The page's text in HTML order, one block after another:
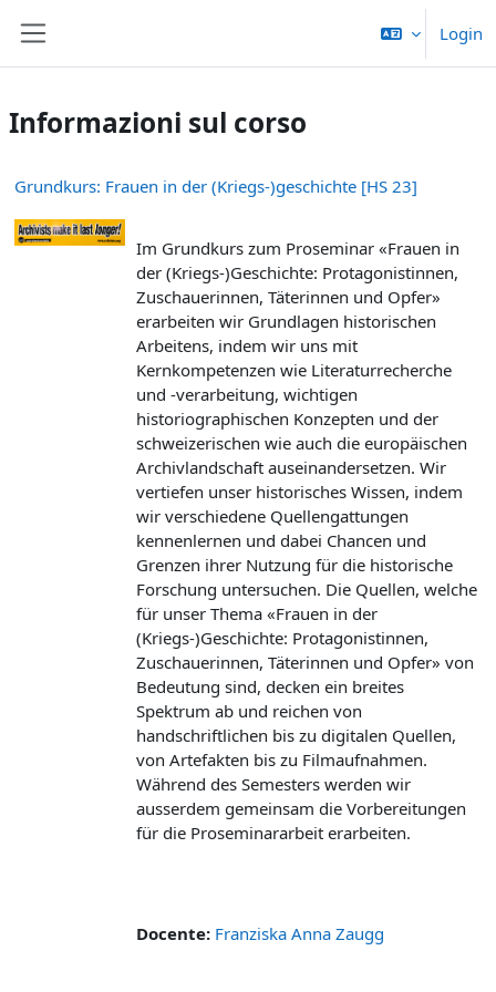
Login
Informazioni sul corso
Grundkurs: Frauen in der (Kriegs-)geschichte [HS 23]
Im Grundkurs zum Proseminar «Frauen in
der (Kriegs-)Geschichte: Protagonistinnen,
Zuschauerinnen, Täterinnen und Opfer»
erarbeiten wir Grundlagen historischen
Arbeitens, indem wir uns mit
Kernkompetenzen wie Literaturrecherche
und -verarbeitung, wichtigen
historiographischen Konzepten und der
schweizerischen wie auch die europäischen
Archivlandschaft auseinandersetzen. Wir
vertiefen unser historisches Wissen, indem
wir verschiedene Quellengattungen
kennenlernen und dabei Chancen und
Grenzen ihrer Nutzung für die historische
Forschung untersuchen. Die Quellen, welche
für unser Thema «Frauen in der
(Kriegs-)Geschichte: Protagonistinnen,
Zuschauerinnen, Täterinnen und Opfer» von
Bedeutung sind, decken ein breites
Spektrum ab und reichen von
handschriftlichen bis zu digitalen Quellen,
von Artefakten bis zu Filmaufnahmen.
Während des Semesters werden wir
ausserdem gemeinsam die Vorbereitungen
für die Proseminararbeit erarbeiten.
Docente: Franziska Anna Zaugg